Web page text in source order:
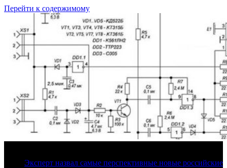
Перейти к содержимому
Эксперт назвал самые перспективные новые российские